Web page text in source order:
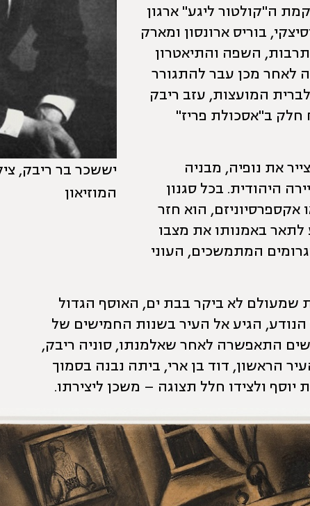
יששכר בר ריבק,
המוזיאון
ה"קולטור ליגע" ארגון
בוריס ארונסון ומארק
השפה והתיאטרון
וכשנה לאחר מכן עבר להתגורר
המועצות, עזב ריבק
ב"אסכולת פריז"
את נופיה, מבניה
היהודית. בכל סגנון
אקספרסיוניזם, הוא חזר
באמנותו את מצבו
המתמשכים, העוני
בפריז בגיל 38, ולמרות שמעולם לא ביקר בבת ים, האוסף הגדול
הנודע, הגיע אל העיר בשנות החמישים של
התאפשרה לאחר שאלמנתו, סוניה ריבק,
הראשון, דוד בן ארי, ביתה נבנה בסמוך
ולצידו חלל תצוגה – משכן ליצירתו.